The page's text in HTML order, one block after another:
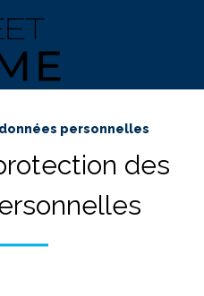
personnelles
des